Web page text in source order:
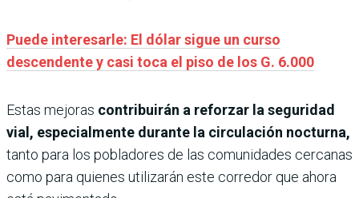
Puede interesarle: El dólar sigue un curso
descendente y casi toca el piso de los G. 6.000
Estas mejoras contribuirán a reforzar la seguridad
vial, especialmente durante la circulación nocturna,
tanto para los pobladores de las comunidades cercanas
como para quienes utilizarán este corredor que ahora